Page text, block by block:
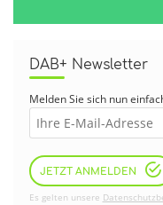
DAB+ Newsletter
Melden Sie sich nun
JETZT ANMELDEN
Es gelten unsere